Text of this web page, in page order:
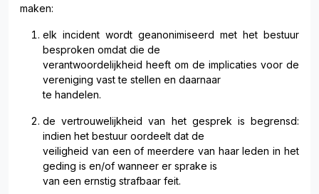
maken:
elk incident wordt geanonimiseerd met het bestuur
besproken omdat die de
verantwoordelijkheid heeft om de implicaties voor de
vereniging vast te stellen en daarnaar
te handelen.
de vertrouwelijkheid van het gesprek is begrensd:
indien het bestuur oordeelt dat de
veiligheid van een of meerdere van haar leden in het
geding is en/of wanneer er sprake is
van een ernstig strafbaar feit.